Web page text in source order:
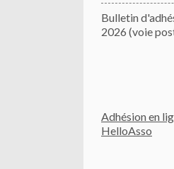
Bulletin
2026 (voie
Adhésion en
HelloAsso